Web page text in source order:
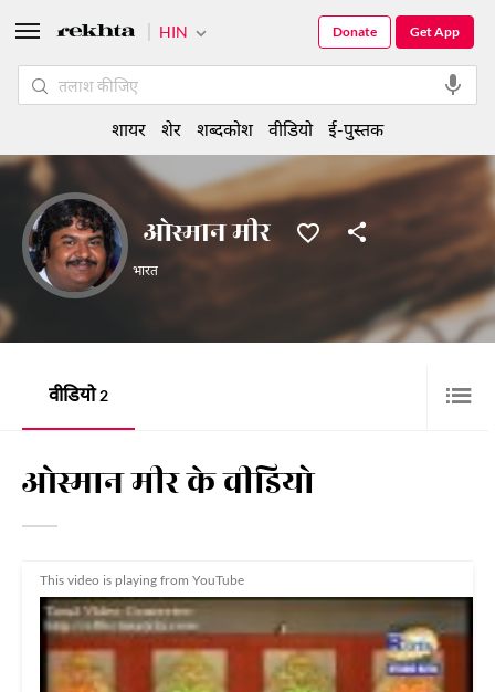
ओस्मान मीर
भारत
वीडियो 2
ओस्मान मीर के वीडियो
This video is playing from YouTube
HIN Get App
Donate
शायर शेर शब्दकोश वीडियो ई-पुस्तक